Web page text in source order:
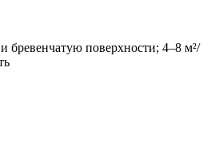
бревенчатую поверхности; 4–8 м²/